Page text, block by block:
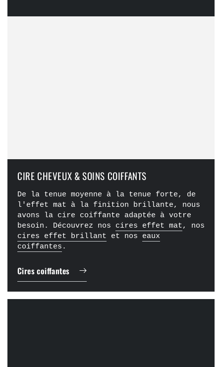
CIRE CHEVEUX & SOINS COIFFANTS
De la tenue moyenne à la tenue forte, de
l'effet mat à la finition brillante, nous
avons la cire coiffante adaptée à votre
besoin. Découvrez nos cires effet mat, nos
cires effet brillant et nos eaux
coiffantes .
Cires coiffantes